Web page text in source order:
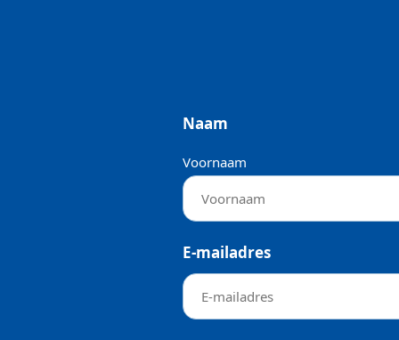
Naam
Voornaam
E-mailadres